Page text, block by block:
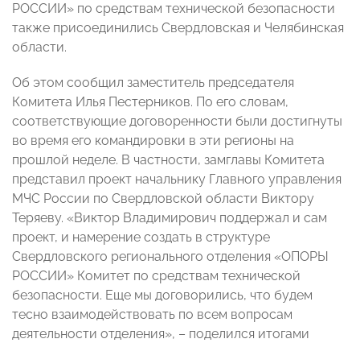
РОССИИ» по средствам технической безопасности
также присоединились Свердловская и Челябинская
области.
Об этом сообщил заместитель председателя
Комитета Илья Пестерников. По его словам,
соответствующие договоренности были достигнуты
во время его командировки в эти регионы на
прошлой неделе. В частности, замглавы Комитета
представил проект начальнику Главного управления
МЧС России по Свердловской области Виктору
Теряеву. «Виктор Владимирович поддержал и сам
проект, и намерение создать в структуре
Свердловского регионального отделения «ОПОРЫ
РОССИИ» Комитет по средствам технической
безопасности. Еще мы договорились, что будем
тесно взаимодействовать по всем вопросам
деятельности отделения», – поделился итогами